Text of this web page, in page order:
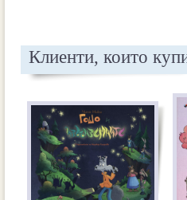
Клиенти, които